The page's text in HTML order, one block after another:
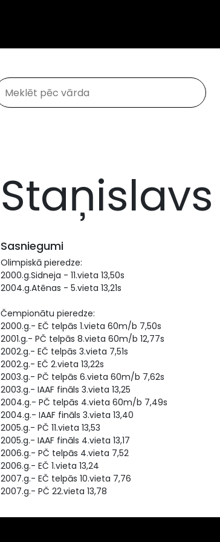
Sasniegumi
Olimpiskā pieredze:
2000.g.Sidneja - 11.vieta 13,50s
2004.g.Atēnas - 5.vieta 13,21s
Čempionātu pieredze:
2000.g.- EČ telpās 1.vieta 60m/b 7,50s
2001.g.- PČ telpās 8.vieta 60m/b 12,77s
2002.g.- EČ telpās 3.vieta 7,51s
2002.g.- EČ 2.vieta 13,22s
2003.g.- PČ telpās 6.vieta 60m/b 7,62s
2003.g.- IAAF fināls 3.vieta 13,25
2004.g.- PČ telpās 4.vieta 60m/b 7,49s
2004.g.- IAAF fināls 3.vieta 13,40
2005.g.- PČ 11.vieta 13,53
2005.g.- IAAF fināls 4.vieta 13,17
2006.g.- PČ telpās 4.vieta 7,52
2006.g.- EČ 1.vieta 13,24
2007.g.- EČ telpās 10.vieta 7,76
2007.g.- PČ 22.vieta 13,78